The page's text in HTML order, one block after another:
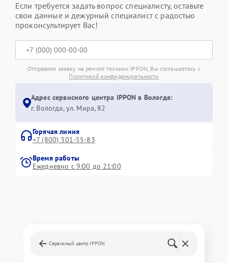
Если требуется задать вопрос специалисту, оставьте
свои данные и дежурный специалист с радостью
проконсультирует Вас!
Отправляя заявку на ремонт техники IPPON, Вы соглашаетесь с
Политикой конфиденциальности
Адрес сервисного центра IPPON в Вологде:
г. Вологда, ул. Мира, 82
Горячая линия
+7 (800) 301-55-83
Время работы
Ежедневно с 9:00 до 21:00
Сервисный центр IPPON